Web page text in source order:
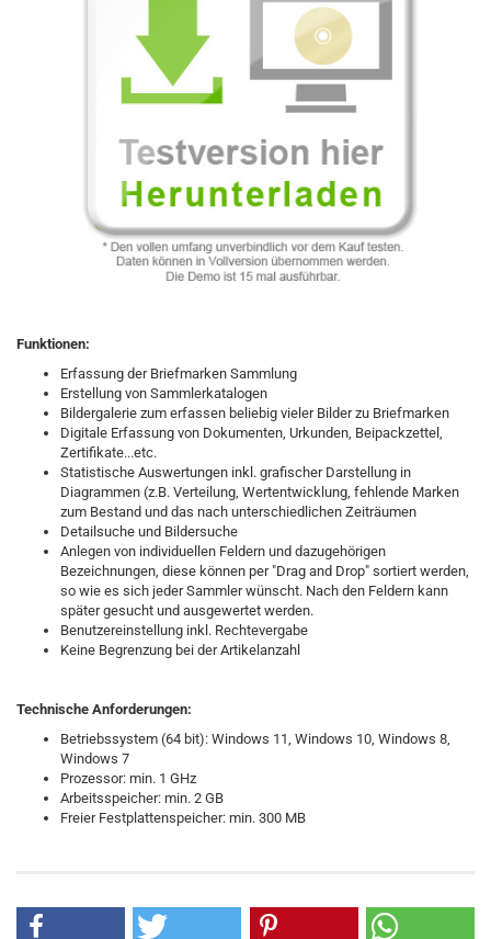
Funktionen:
Erfassung der Briefmarken Sammlung
Erstellung von Sammlerkatalogen
Bildergalerie zum erfassen beliebig vieler Bilder zu Briefmarken
Digitale Erfassung von Dokumenten, Urkunden, Beipackzettel,
Zertifikate...etc.
Statistische Auswertungen inkl. grafischer Darstellung in
Diagrammen (z.B. Verteilung, Wertentwicklung, fehlende Marken
zum Bestand und das nach unterschiedlichen Zeiträumen
Detailsuche und Bildersuche
Anlegen von individuellen Feldern und dazugehörigen
Bezeichnungen, diese können per "Drag and Drop" sortiert werden,
so wie es sich jeder Sammler wünscht. Nach den Feldern kann
später gesucht und ausgewertet werden.
Benutzereinstellung inkl. Rechtevergabe
Keine Begrenzung bei der Artikelanzahl
Technische Anforderungen:
Betriebssystem (64 bit): Windows 11, Windows 10, Windows 8,
Windows 7
Prozessor: min. 1 GHz
Arbeitsspeicher: min. 2 GB
Freier Festplattenspeicher: min. 300 MB